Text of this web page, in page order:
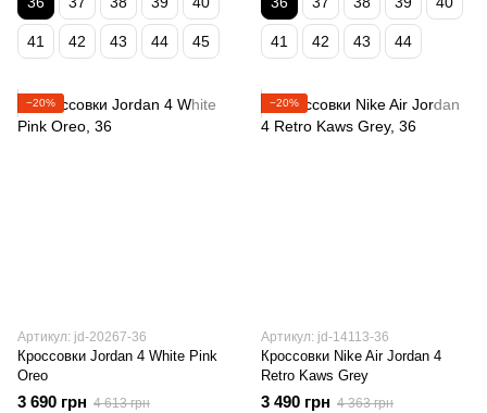
41 42 43 44 45 41 42 43 44
−20%
Артикул: jd-20267-36
Кроссовки Jordan 4 White Pink
Oreo
3 690 грн 4 613 грн
−20%
Артикул: jd-14113-36
Кроссовки Nike Air Jordan 4
Retro Kaws Grey
3 490 грн 4 363 грн